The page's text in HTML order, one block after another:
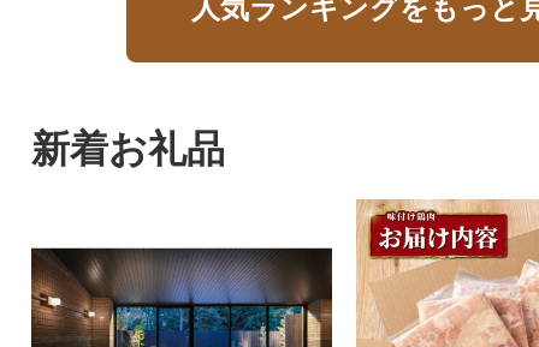
人気ランキングをもっと
新着お礼品